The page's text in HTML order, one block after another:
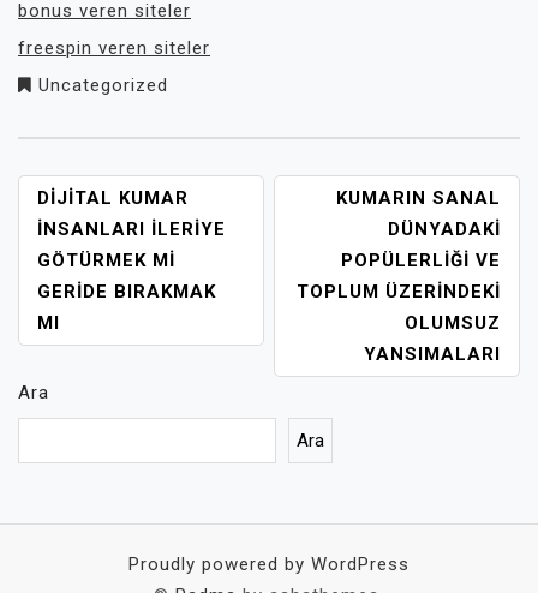
bonus veren siteler
freespin veren siteler
Uncategorized
YAZI
GEZINMESI
DIJITAL KUMAR
İNSANLARI İLERIYE
GÖTÜRMEK MI
GERIDE BIRAKMAK
MI
KUMARIN SANAL
DÜNYADAKI
POPÜLERLIĞI VE
TOPLUM ÜZERINDEKI
OLUMSUZ
YANSIMALARI
Ara
Ara
Proudly powered by WordPress